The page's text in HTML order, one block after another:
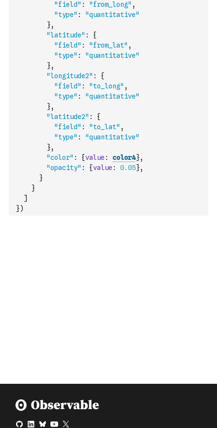
"field" : "from_long" ,
"type" :
"quantitative"
},
"latitude" :
{
"field" : "from_lat" ,
"type" :
"quantitative"
},
"longitude2" :
{
"field" : "to_long" ,
"type" :
"quantitative"
},
"latitude2" :
{
"field" : "to_lat" ,
"type" :
"quantitative"
},
"color" : {value : color4},
"opacity" : {value : 0.05},
}
}
]
})